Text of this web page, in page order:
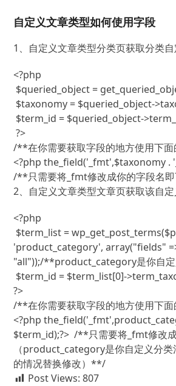
自定义文章类型如何使用字段
1、自定义文章类型分类页获取分类自
<?php
?>
/**在你需要获取字段的地方使用下
<?php the_field('_fmt',$taxonomy .
2、自定义文章类型文章页获取该自
<?php
'product_category', array("fields"
"all"));/**product_category是你自
?>
/**在你需要获取字段的地方使用下
<?php
$term_id);?>  /**只需要将_fmt修改
（product_category是你自定义分
的情况替换修改）**/
Post Views: 807